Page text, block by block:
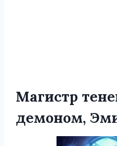
Магистр
демоном,